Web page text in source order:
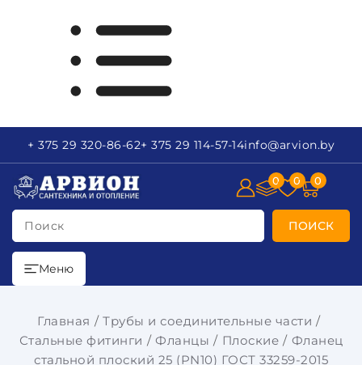
+ 375 29 320-86-62+ 375 29 114-57-14info@arvion.by
Поиск ПОИСК
0 0 0
Меню
Главная
Трубы и соединительные части
Стальные фитинги
Фланцы Плоские
Фланец
стальной плоский 25 (PN10) ГОСТ 33259-2015